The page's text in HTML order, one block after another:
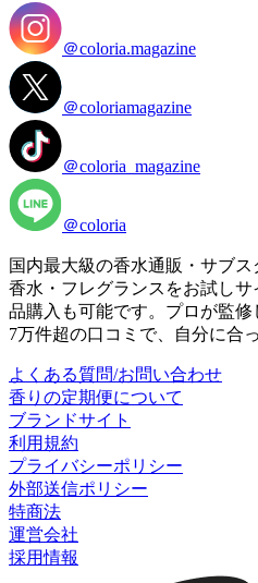
＠coloria.magazine
＠coloriamagazine
＠coloria_magazine
＠coloria
国内最大級の香水通販・サブ
香水・フレグランスをお試し
品購入も可能です。プロが監修
7万件超の口コミで、自分に合
よくある質問/お問い合わせ
香りの定期便について
ブランドサイト
利用規約
プライバシーポリシー
外部送信ポリシー
特商法
運営会社
採用情報